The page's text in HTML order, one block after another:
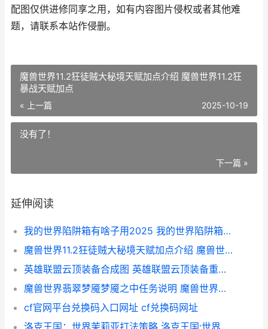
配图仅供进修同享之用，如有内容图片侵权或者其他难
题，请联系本站作侵删。
魔兽世界11.2狂徒贼大秘境天赋加点介绍 魔兽世界11.2狂
暴战天赋加点
« 上一篇 2025-10-19
没有了！
下一篇 »
延伸阅读
我的世界陷阱箱有啥子用2025 我的世界陷阱箱是干什么用的
魔兽世界11.2狂徒贼大秘境天赋加点介绍 魔兽世界11.2狂暴战天赋加点
英雄联盟云顶装备合成图 英雄联盟云顶装备重铸器
魔兽世界翡翠梦魇梦魇之中任务说明 魔兽世界翡翠梦魇艾乐怎么开
cf官网平台兑换码入口网址 cf兑换码网址